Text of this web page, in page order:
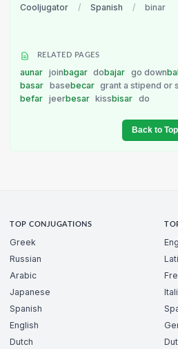
Cooljugator / Spanish / binar
RELATED PAGES
aunar joinbagar dobajar go down
basar basebecar grant a stipend or
befar jeerbesar kissbisar do
Back to Top
TOP CONJUGATIONS
Greek
Russian
Arabic
Japanese
Spanish
English
Dutch